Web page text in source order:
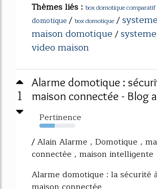
Thèmes liés : box domotique comparatif
domotique/ box domotique /
maison domotique/
video maison
1
Alarme domotique :
maison connectée - Blog
Pertinence
43%
/ Alain Alarme , Domotique ,
connectée , maison intelligente
Alarme domotique : la sécurité